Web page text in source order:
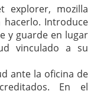
explorer, mozilla
Introduce
y guarde en lugar
vinculado a su
ante la oficina de
En el